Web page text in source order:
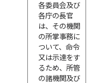
各委員会及び
各庁の長官
は、その機関
の所掌事務に
ついて、命令
又は示達をす
るため、所管
の諸機関及び